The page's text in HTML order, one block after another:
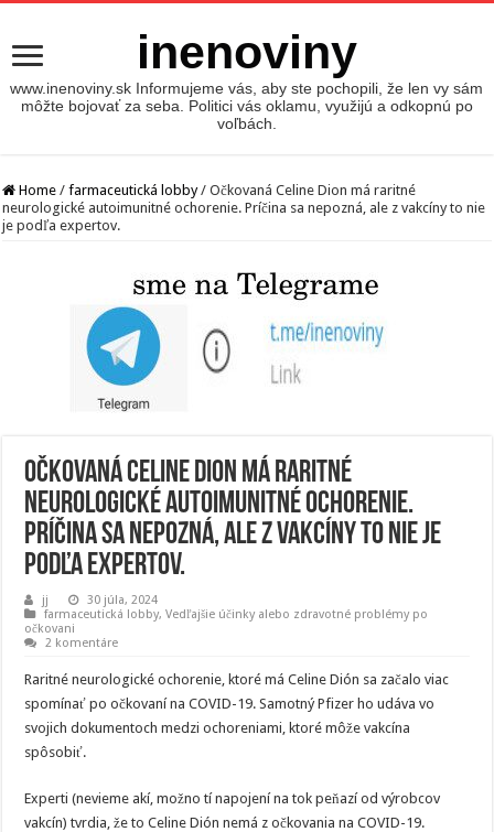
inenoviny
www.inenoviny.sk Informujeme vás, aby ste pochopili, že len vy sám
môžte bojovať za seba. Politici vás oklamu, využijú a odkopnú po
voľbách.
Home / farmaceutická lobby / Očkovaná Celine Dion má raritné
neurologické autoimunitné ochorenie. Príčina sa nepozná, ale z vakcíny to nie
je podľa expertov.
Očkovaná Celine Dion má raritné
neurologické autoimunitné ochorenie.
Príčina sa nepozná, ale z vakcíny to nie je
podľa expertov.
jj
30 júla, 2024
farmaceutická lobby,Vedľajšie účinky alebo zdravotné problémy po
očkovani
2 komentáre
Raritné neurologické ochorenie, ktoré má Celine Dión sa začalo viac
spomínať po očkovaní na COVID-19. Samotný Pfizer ho udáva vo
svojich dokumentoch medzi ochoreniami, ktoré môže vakcína
spôsobiť.
Experti (nevieme akí, možno tí napojení na tok peňazí od výrobcov
vakcín) tvrdia, že to Celine Dión nemá z očkovania na COVID-19.